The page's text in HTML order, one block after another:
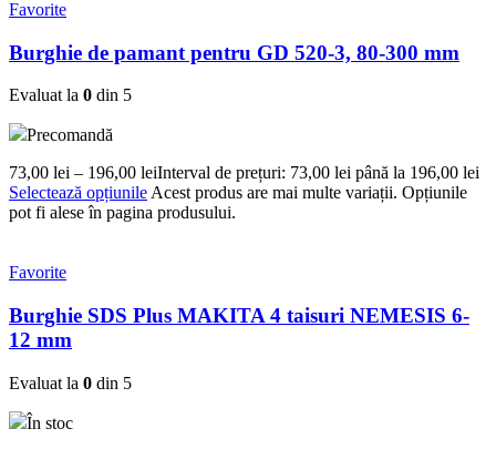
Favorite
Burghie de pamant pentru GD 520-3, 80-300 mm
Evaluat la 0 din 5
Precomandă
73,00 lei – 196,00 leiInterval de prețuri: 73,00 lei până la 196,00 lei
Selectează opțiunileAcest produs are mai multe variații. Opțiunile
pot fi alese în pagina produsului.
Favorite
Burghie SDS Plus MAKITA 4 taisuri NEMESIS 6-
12 mm
Evaluat la 0 din 5
În stoc